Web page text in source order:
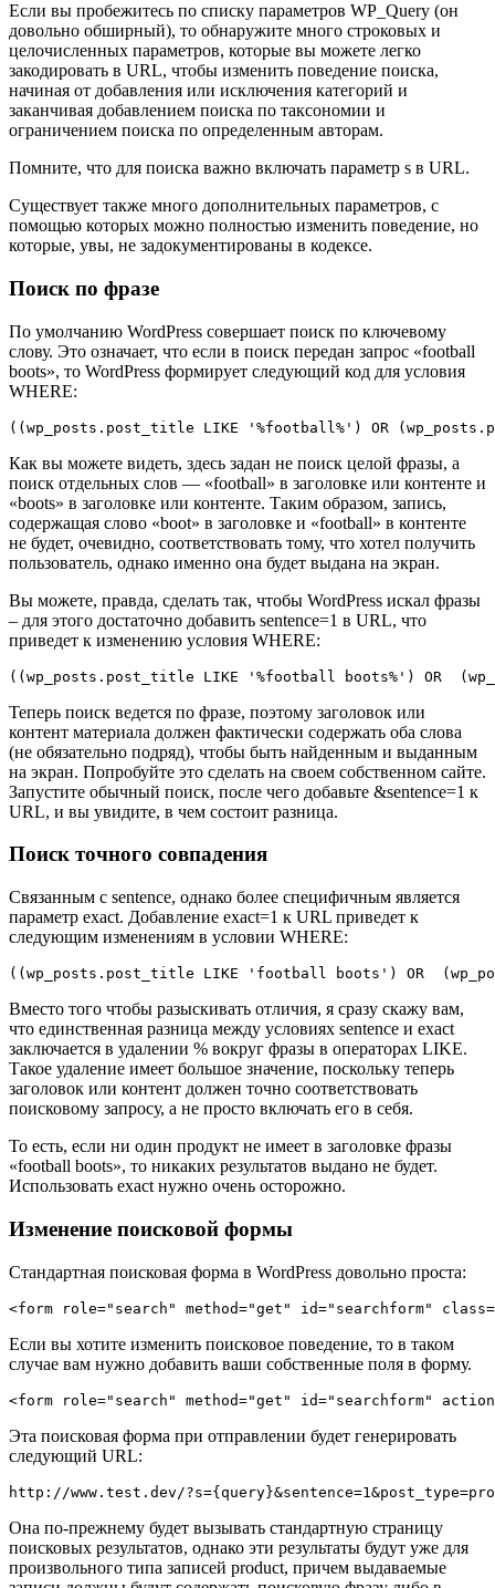
Если вы пробежитесь по списку параметров WP_Query (он
довольно обширный), то обнаружите много строковых и
целочисленных параметров, которые вы можете легко
закодировать в URL, чтобы изменить поведение поиска,
начиная от добавления или исключения категорий и
заканчивая добавлением поиска по таксономии и
ограничением поиска по определенным авторам.
Помните, что для поиска важно включать параметр s в URL.
Существует также много дополнительных параметров, с
помощью которых можно полностью изменить поведение, но
которые, увы, не задокументированы в кодексе.
Поиск по фразе
По умолчанию WordPress совершает поиск по ключевому
слову. Это означает, что если в поиск передан запрос «football
boots», то WordPress формирует следующий код для условия
WHERE:
((wp_posts.post_title LIKE '%football%') OR
Как вы можете видеть, здесь задан не поиск целой фразы, а
поиск отдельных слов — «football» в заголовке или контенте и
«boots» в заголовке или контенте. Таким образом, запись,
содержащая слово «boot» в заголовке и «football» в контенте
не будет, очевидно, соответствовать тому, что хотел получить
пользователь, однако именно она будет выдана на экран.
Вы можете, правда, сделать так, чтобы WordPress искал фразы
– для этого достаточно добавить sentence=1 в URL, что
приведет к изменению условия WHERE:
((wp_posts.post_title LIKE '%football boots%') OR
Теперь поиск ведется по фразе, поэтому заголовок или
контент материала должен фактически содержать оба слова
(не обязательно подряд), чтобы быть найденным и выданным
на экран. Попробуйте это сделать на своем собственном сайте.
Запустите обычный поиск, после чего добавьте &sentence=1 к
URL, и вы увидите, в чем состоит разница.
Поиск точного совпадения
Связанным с sentence, однако более специфичным является
параметр exact. Добавление exact=1 к URL приведет к
следующим изменениям в условии WHERE:
((wp_posts.post_title LIKE 'football boots') OR
Вместо того чтобы разыскивать отличия, я сразу скажу вам,
что единственная разница между условиях sentence и exact
заключается в удалении % вокруг фразы в операторах LIKE.
Такое удаление имеет большое значение, поскольку теперь
заголовок или контент должен точно соответствовать
поисковому запросу, а не просто включать его в себя.
То есть, если ни один продукт не имеет в заголовке фразы
«football boots», то никаких результатов выдано не будет.
Использовать exact нужно очень осторожно.
Изменение поисковой формы
Стандартная поисковая форма в WordPress довольно проста:
<form role="search" method="get" id="searchform"
Если вы хотите изменить поисковое поведение, то в таком
случае вам нужно добавить ваши собственные поля в форму.
<form role="search" method="get" id="searchform"
Эта поисковая форма при отправлении будет генерировать
следующий URL:
http://www.test.dev/
Она по-прежнему будет вызывать стандартную страницу
поисковых результатов, однако эти результаты будут уже для
произвольного типа записей product, причем выдаваемые